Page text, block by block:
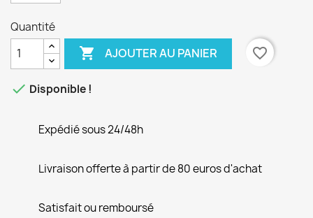
Quantité
 AJOUTER AU PANIER favorite_border
 Disponible !
Expédié sous 24/48h
Livraison offerte à partir de 80 euros d'achat
Satisfait ou remboursé